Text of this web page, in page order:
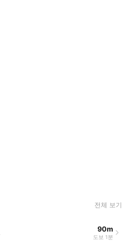
전체 보기
90m
도보 1분